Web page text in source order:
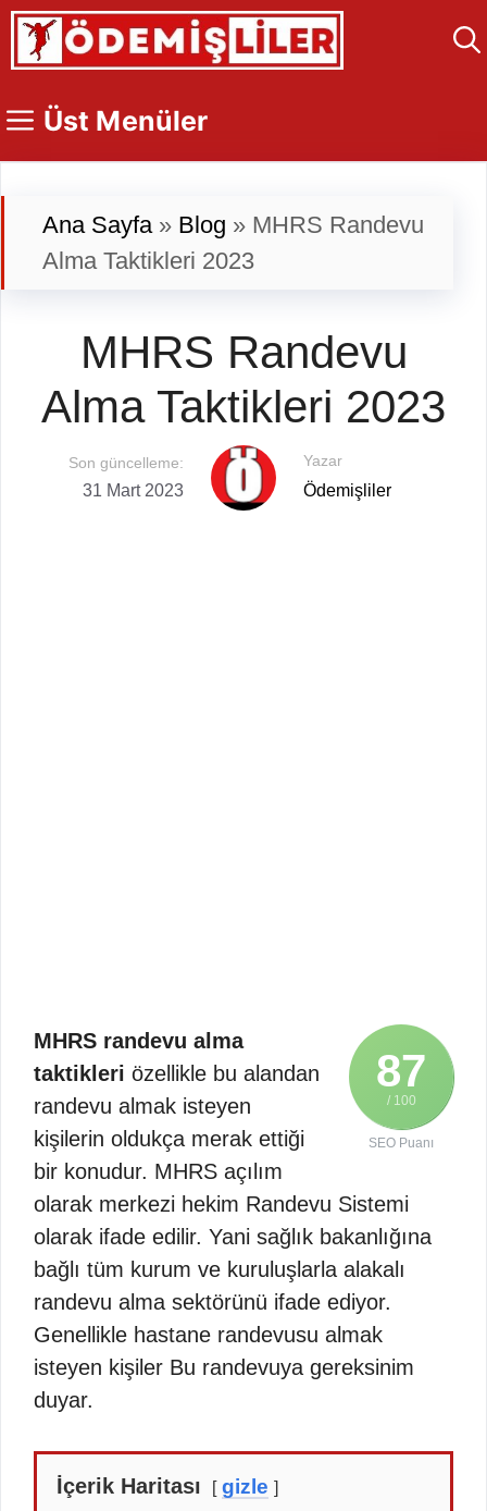
İçeriğe
atla
Üst Menüler
Ana Sayfa» Blog » MHRS Randevu
Alma Taktikleri 2023
MHRS Randevu
Alma Taktikleri 2023
Son güncelleme:
31 Mart 2023
Yazar
Ödemişliler
87
/ 100
SEO Puanı
MHRS randevu alma
taktikleri özellikle bu alandan
randevu almak isteyen
kişilerin oldukça merak ettiği
bir konudur. MHRS açılım
olarak merkezi hekim Randevu Sistemi
olarak ifade edilir. Yani sağlık bakanlığına
bağlı tüm kurum ve kuruluşlarla alakalı
randevu alma sektörünü ifade ediyor.
Genellikle hastane randevusu almak
isteyen kişiler Bu randevuya gereksinim
duyar.
İçerik Haritası
gizle